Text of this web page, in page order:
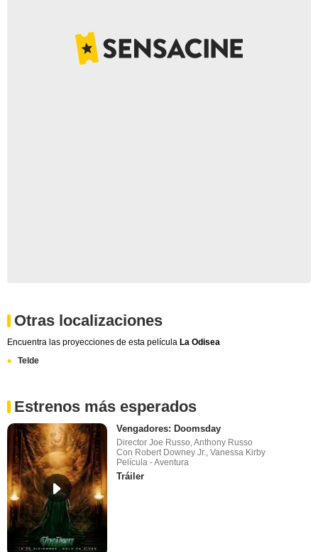
Otras localizaciones
Encuentra las proyecciones de esta película La Odisea
Telde
Estrenos más esperados
Vengadores: Doomsday
Director Joe Russo, Anthony Russo
Con Robert Downey Jr., Vanessa Kirby
Película - Aventura
Tráiler